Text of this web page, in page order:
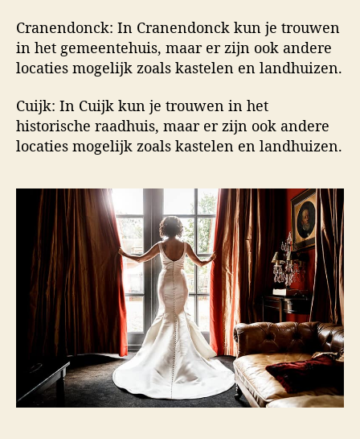
Cranendonck: In Cranendonck kun je trouwen
in het gemeentehuis, maar er zijn ook andere
locaties mogelijk zoals kastelen en landhuizen.
Cuijk: In Cuijk kun je trouwen in het
historische raadhuis, maar er zijn ook andere
locaties mogelijk zoals kastelen en landhuizen.